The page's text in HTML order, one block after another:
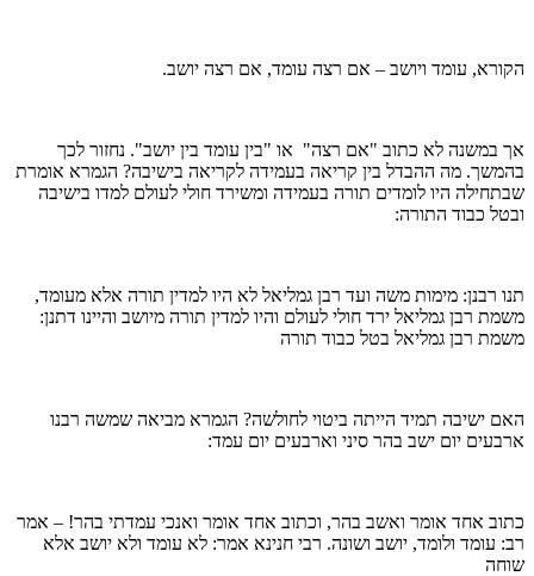
הקורא, עומד ויושב – אם רצה עומד, אם רצה יושב.
אך במשנה לא כתוב "אם רצה" או "בין עומד בין יושב". נחזור לכך
בהמשך. מה ההבדל בין קריאה בעמידה לקריאה בישיבה? הגמרא אומרת
שבתחילה היו לומדים תורה בעמידה ומשירד חולי לעולם למדו בישיבה
ובטל כבוד התורה:
תנו רבנן: מימות משה ועד רבן גמליאל לא היו למדין תורה אלא מעומד,
משמת רבן גמליאל ירד חולי לעולם והיו למדין תורה מיושב והיינו דתנן:
משמת רבן גמליאל בטל כבוד תורה
האם ישיבה תמיד הייתה ביטוי לחולשה? הגמרא מביאה שמשה רבנו
ארבעים יום ישב בהר סיני וארבעים יום עמד:
כתוב אחד אומר ואשב בהר, וכתוב אחד אומר ואנכי עמדתי בהר! – אמר
רב: עומד ולומד, יושב ושונה. רבי חנינא אמר: לא עומד ולא יושב אלא
שוחה